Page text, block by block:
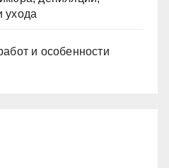
ухода
и особенности